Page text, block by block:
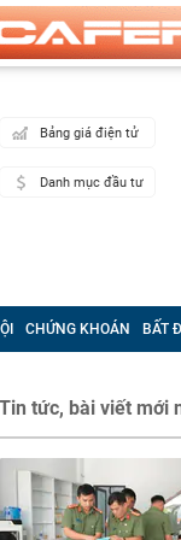
Bảng giá điện tử
Danh mục đầu tư
CHỨNG KHOÁN BẤT
Tin tức, bài viết mới